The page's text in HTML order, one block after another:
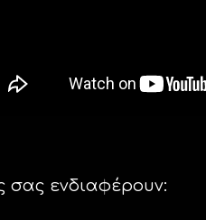
σας ενδιαφέρουν: